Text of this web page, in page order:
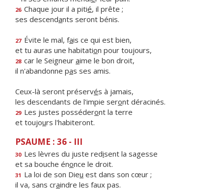
26 Chaque jour il a pitié, il prête ;
ses descendants seront bénis.
27 Évite le mal, fais ce qui est bien,
et tu auras une habitation pour toujours,
28 car le Seigneur aime le bon droit,
il n'abandonne pas ses amis.
Ceux-là seront préservés à jamais,
les descendants de l'impie seront déracinés.
29 Les justes posséderont la terre
et toujours l'habiteront.
PSAUME : 36 - III
30 Les lèvres du juste redisent la sagesse
et sa bouche énonce le droit.
31 La loi de son Dieu est dans son cœur ;
il va, sans craindre les faux pas.